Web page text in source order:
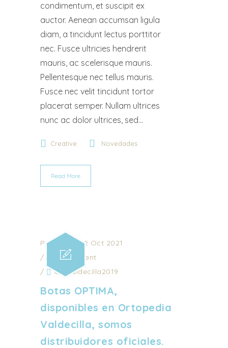
condimentum, et suscipit ex
auctor. Aenean accumsan ligula
diam, a tincidunt lectus porttitor
nec. Fusce ultricies hendrerit
mauris, ac scelerisque mauris.
Pellentesque nec tellus mauris.
Fusce nec velit tincidunt tortor
placerat semper. Nullam ultrices
nunc ac dolor ultrices, sed...
Creative Novedades
Read More
Posted on 22 Oct 2021
/
0 Comment
/
Ot_valdecilla2019
Botas OPTIMA,
disponibles en Ortopedia
Valdecilla, somos
distribuidores oficiales.